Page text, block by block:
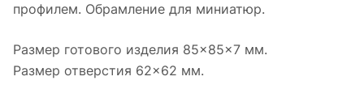
профилем. Обрамление для миниатюр.
Размер готового изделия 85×85×7 мм.
Размер отверстия 62×62 мм.